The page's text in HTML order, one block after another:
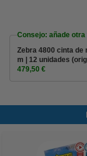
Consejo: añade
Zebra 4800 cinta de
m | 12 unidades
479,50 €